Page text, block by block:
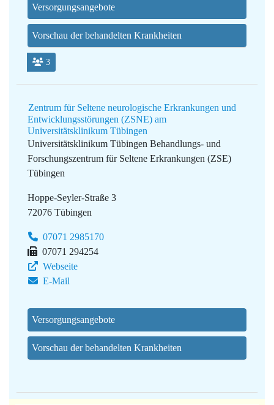
Versorgungsangebote
Vorschau der behandelten Krankheiten
3
Zentrum für Seltene neurologische Erkrankungen und
Entwicklungsstörungen (ZSNE) am
Universitätsklinikum Tübingen
Universitätsklinikum Tübingen Behandlungs- und
Forschungszentrum für Seltene Erkrankungen (ZSE)
Tübingen
Hoppe-Seyler-Straße 3
72076 Tübingen
07071 2985170
07071 294254
Webseite
E-Mail
Versorgungsangebote
Vorschau der behandelten Krankheiten